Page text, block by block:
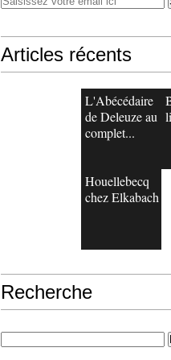
Articles récents
L'Abécédaire
de Deleuze au
complet...
Houellebecq
chez Elkabach
Recherche